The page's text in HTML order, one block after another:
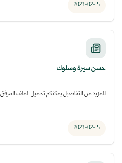
2023-02-15
حسن سيرة وسلوك
للمزيد من التفاصيل يمكنكم تحميل الملف المرفق
2023-02-15